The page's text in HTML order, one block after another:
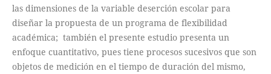
las dimensiones de la variable deserción escolar para
diseñar la propuesta de un programa de flexibilidad
académica; también el presente estudio presenta un
enfoque cuantitativo, pues tiene procesos sucesivos que son
objetos de medición en el tiempo de duración del mismo,